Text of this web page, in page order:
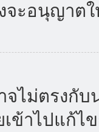
จะอนุญาต
ไม่ตรงกั
เข้าไปแก้